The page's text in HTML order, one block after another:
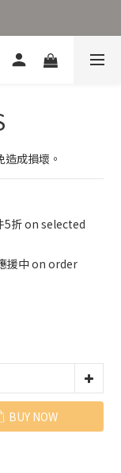
成損壞。
5折 on selected
援中 on order
BUY NOW